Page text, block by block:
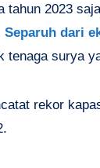
tahun 2023
Separuh dari
tenaga surya
rekor